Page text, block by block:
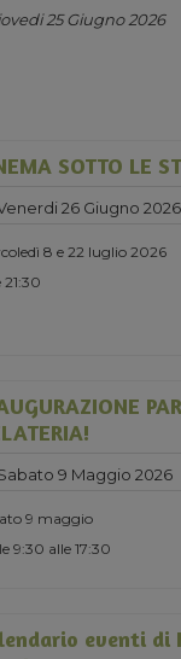
25 Giugno 2026
SOTTO LE
26 Giugno 2026
8 e 22 luglio 2026
21:30
9 Maggio 2026
9 maggio
9:30 alle 17:30
eventi di